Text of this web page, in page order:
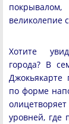
великолепие
Хотите
города? В
Джокьякарте
по форме
уровней, где